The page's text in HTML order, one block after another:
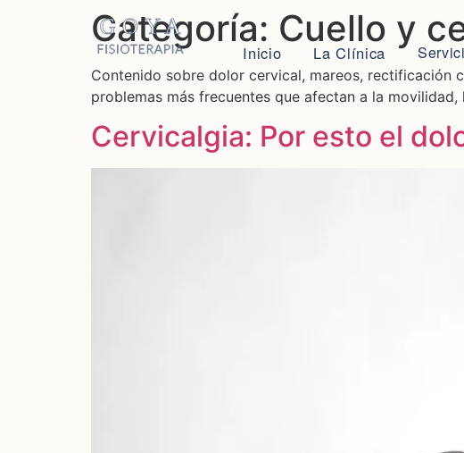
Inicio La Clínica
Categoría: Cuello y
Contenido sobre dolor cervical, mareos, rectificación
problemas más frecuentes que afectan a la
Cervicalgia: Por esto el